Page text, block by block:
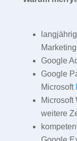
Google
Google
Microsoft
Microsoft
weitere